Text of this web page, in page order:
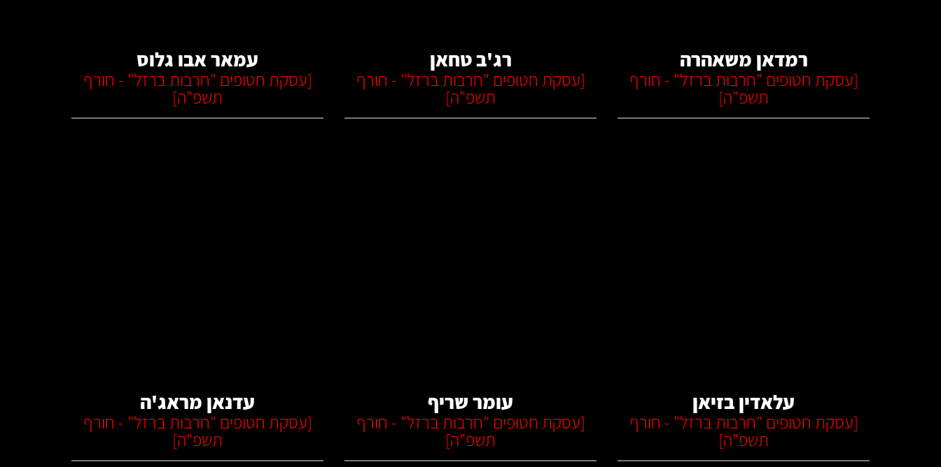
רמדאן משאהרה
[עסקת חטופים "חרבות ברזל" - חורף
תשפ"ה]
רג'ב טחאן
[עסקת חטופים "חרבות ברזל" - חורף
תשפ"ה]
עמאר אבו גלוס
[עסקת חטופים "חרבות ברזל" - חורף
תשפ"ה]
עלאדין בזיאן
[עסקת חטופים "חרבות ברזל" - חורף
תשפ"ה]
עומר שריף
[עסקת חטופים "חרבות ברזל" - חורף
תשפ"ה]
עדנאן מראג'ה
[עסקת חטופים "חרבות ברזל" - חורף
תשפ"ה]